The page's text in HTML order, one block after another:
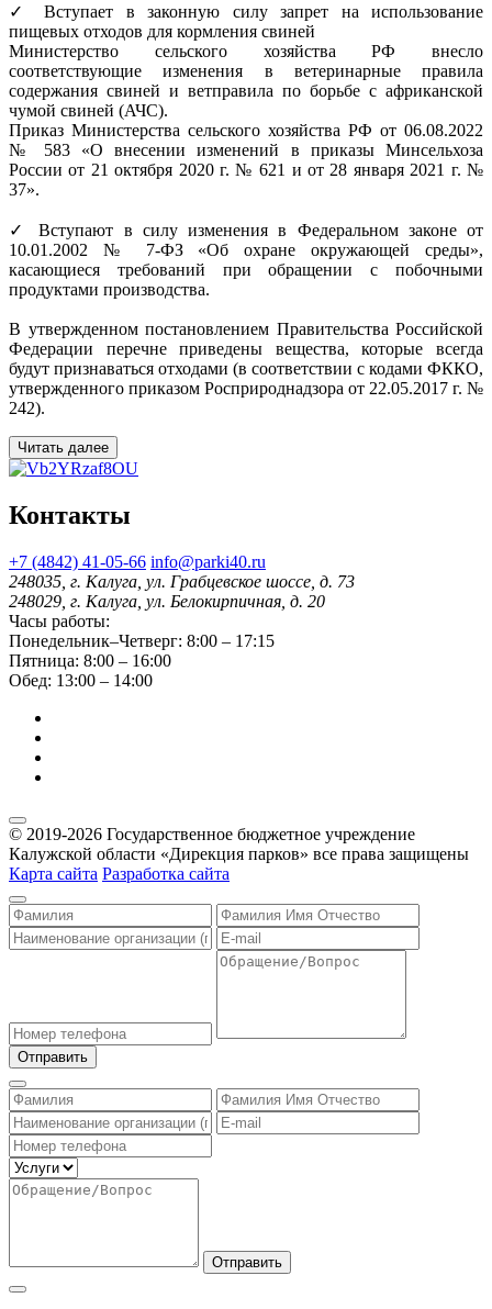
✓ Вступает в законную силу запрет на использование
пищевых отходов для кормления свиней
Министерство сельского хозяйства РФ внесло
соответствующие изменения в ветеринарные правила
содержания свиней и ветправила по борьбе с африканской
чумой свиней (АЧС).
Приказ Министерства сельского хозяйства РФ от 06.08.2022
№ 583 «О внесении изменений в приказы Минсельхоза
России от 21 октября 2020 г. № 621 и от 28 января 2021 г. №
37».
✓ Вступают в силу изменения в Федеральном законе от
10.01.2002 № 7-ФЗ «Об охране окружающей среды»,
касающиеся требований при обращении с побочными
продуктами производства.
В утвержденном постановлением Правительства Российской
Федерации перечне приведены вещества, которые всегда
будут признаваться отходами (в соответствии с кодами ФККО,
утвержденного приказом Росприроднадзора от 22.05.2017 г. №
242).
Читать далее
Контакты
+7 (4842) 41-05-66 info@parki40.ru
248035, г. Калуга, ул. Грабцевское шоссе, д. 73
248029, г. Калуга, ул. Белокирпичная, д. 20
Часы работы:
Понедельник–Четверг: 8:00 – 17:15
Пятница: 8:00 – 16:00
Обед: 13:00 – 14:00
© 2019-2026 Государственное бюджетное учреждение
Калужской области «Дирекция парков» все права защищены
Карта сайта Разработка сайта
Отправить
Отправить